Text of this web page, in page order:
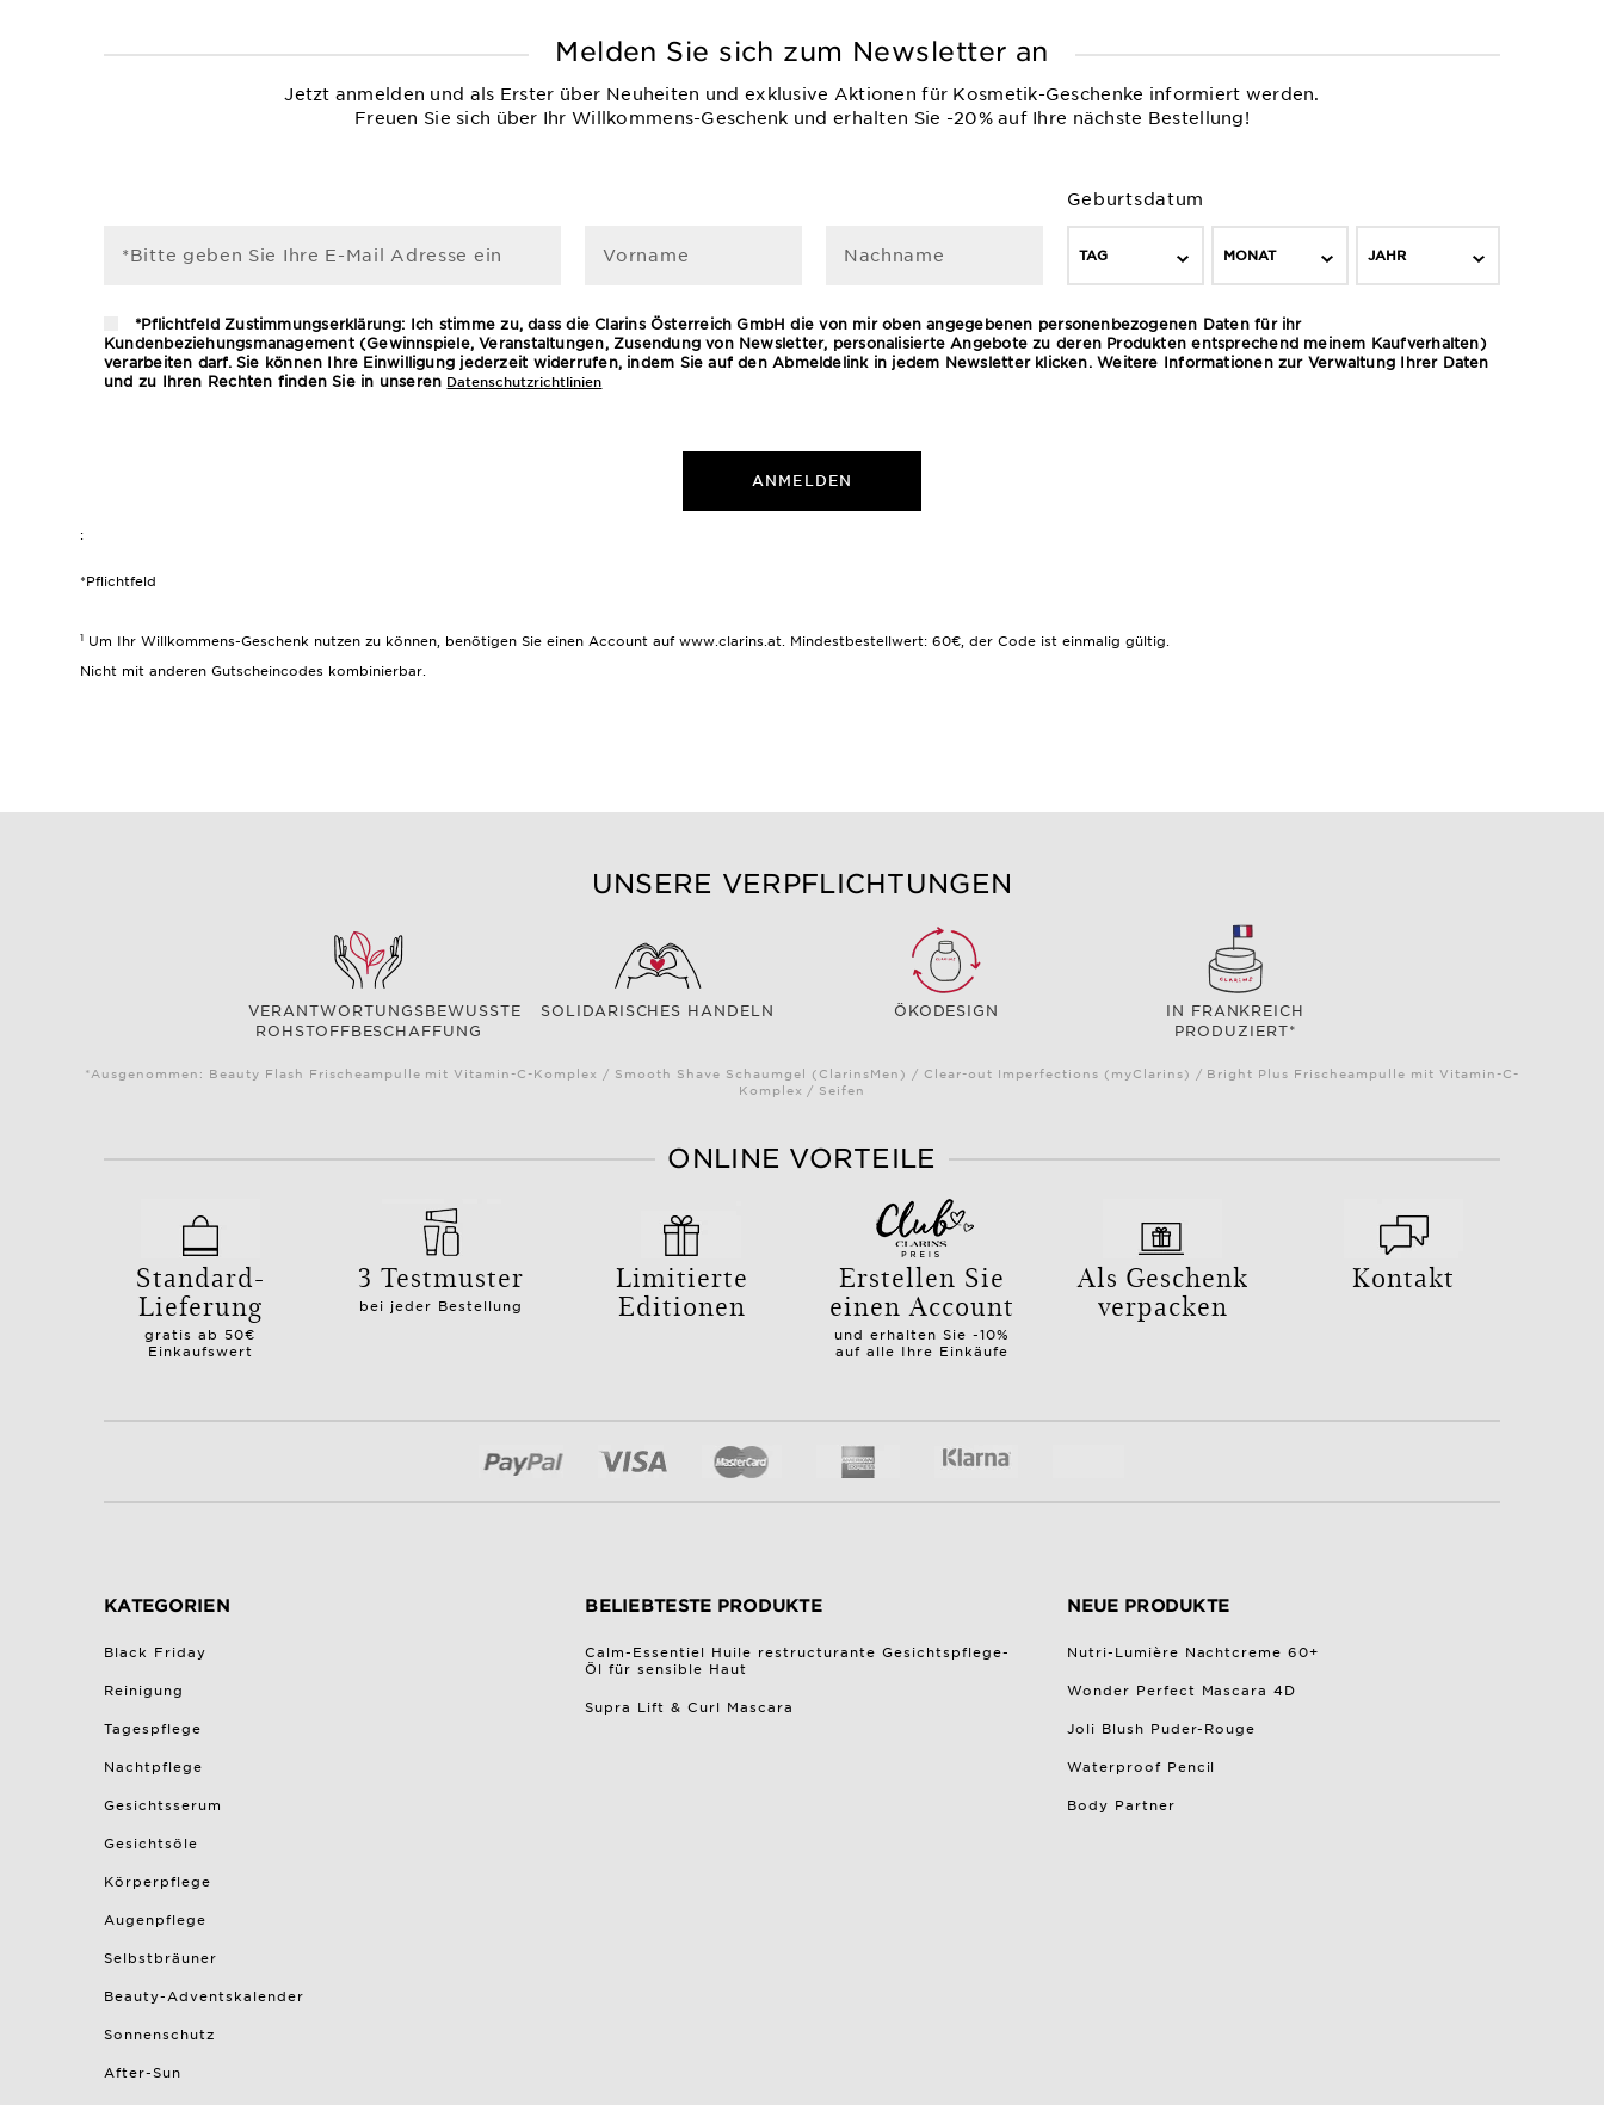
Melden Sie sich zum Newsletter an
Jetzt anmelden und als Erster über Neuheiten und exklusive Aktionen für Kosmetik-Geschenke informiert werden.
Freuen Sie sich über Ihr Willkommens-Geschenk und erhalten Sie -20% auf Ihre nächste Bestellung!
*Bitte geben Sie Ihre E-Mail Adresse ein Vorname Nachname
Geburtsdatum
TAG MONAT JAHR
*Pflichtfeld Zustimmungserklärung: Ich stimme zu, dass die Clarins Österreich GmbH die von mir oben angegebenen personenbezogenen Daten für ihr
Kundenbeziehungsmanagement (Gewinnspiele, Veranstaltungen, Zusendung von Newsletter, personalisierte Angebote zu deren Produkten entsprechend meinem Kaufverhalten)
verarbeiten darf. Sie können Ihre Einwilligung jederzeit widerrufen, indem Sie auf den Abmeldelink in jedem Newsletter klicken. Weitere Informationen zur Verwaltung Ihrer Daten
und zu Ihren Rechten finden Sie in unseren Datenschutzrichtlinien
ANMELDEN
:
*Pflichtfeld
1 Um Ihr Willkommens-Geschenk nutzen zu können, benötigen Sie einen Account auf www.clarins.at. Mindestbestellwert: 60€, der Code ist einmalig gültig.
Nicht mit anderen Gutscheincodes kombinierbar.
UNSERE VERPFLICHTUNGEN
VERANTWORTUNGSBEWUSSTE
ROHSTOFFBESCHAFFUNG
SOLIDARISCHES HANDELN ÖKODESIGN
IN FRANKREICH
PRODUZIERT*
*Ausgenommen: Beauty Flash Frischeampulle mit Vitamin-C-Komplex / Smooth Shave Schaumgel (ClarinsMen) / Clear-out Imperfections (myClarins) / Bright Plus Frischeampulle mit Vitamin-C-
Komplex / Seifen
ONLINE VORTEILE
Standard-
Lieferung
gratis ab 50€
Einkaufswert
3 Testmuster
bei jeder Bestellung
Limitierte
Editionen
Erstellen Sie
einen Account
und erhalten Sie -10%
auf alle Ihre Einkäufe
Als Geschenk
verpacken
Kontakt
KATEGORIEN
Black Friday
Reinigung
Tagespflege
Nachtpflege
Gesichtsserum
Gesichtsöle
Körperpflege
Augenpflege
Selbstbräuner
Beauty-Adventskalender
Sonnenschutz
After-Sun
BELIEBTESTE PRODUKTE
Calm-Essentiel Huile restructurante Gesichtspflege-
Öl für sensible Haut
Supra Lift & Curl Mascara
NEUE PRODUKTE
Nutri-Lumière Nachtcreme 60+
Wonder Perfect Mascara 4D
Joli Blush Puder-Rouge
Waterproof Pencil
Body Partner